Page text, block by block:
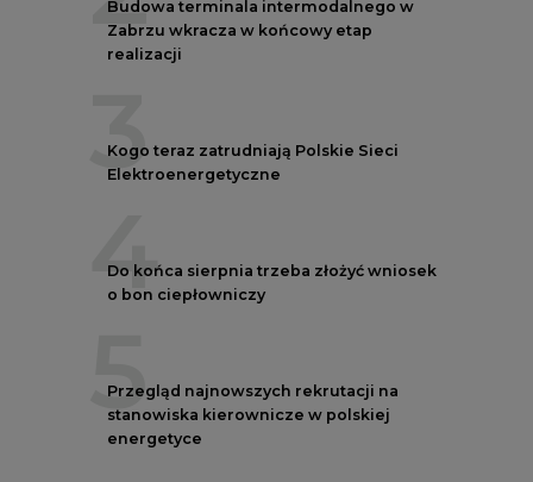
Budowa terminala intermodalnego w
Zabrzu wkracza w końcowy etap
realizacji
3
Kogo teraz zatrudniają Polskie Sieci
Elektroenergetyczne
4
Do końca sierpnia trzeba złożyć wniosek
o bon ciepłowniczy
5
Przegląd najnowszych rekrutacji na
stanowiska kierownicze w polskiej
energetyce